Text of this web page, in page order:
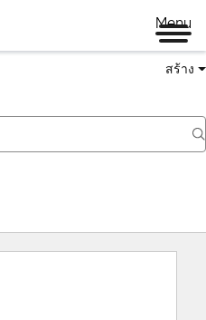
Menu
สร้าง